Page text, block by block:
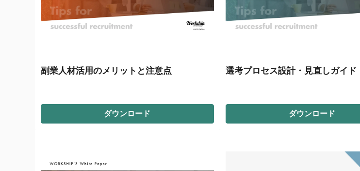
副業人材活用のメリットと注意点
ダウンロード
選考プロセス設計・見直しガイド
ダウンロード